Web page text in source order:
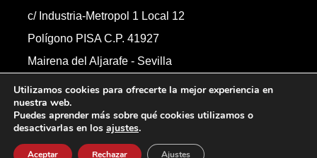
c/ Industria-Metropol 1 Local 12
Polígono PISA C.P. 41927
Mairena del Aljarafe - Sevilla
Formulario de contacto
Todos los derechos reservados.
Utilizamos cookies para ofrecerte la mejor experiencia en
nuestra web.
Puedes aprender más sobre qué cookies utilizamos o
desactivarlas en los ajustes.
Aceptar Rechazar Ajustes